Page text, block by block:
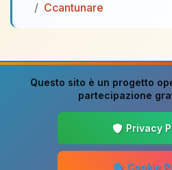
Ccantunare
Questo sito è un progetto
partecipazione
Privacy
Cookie